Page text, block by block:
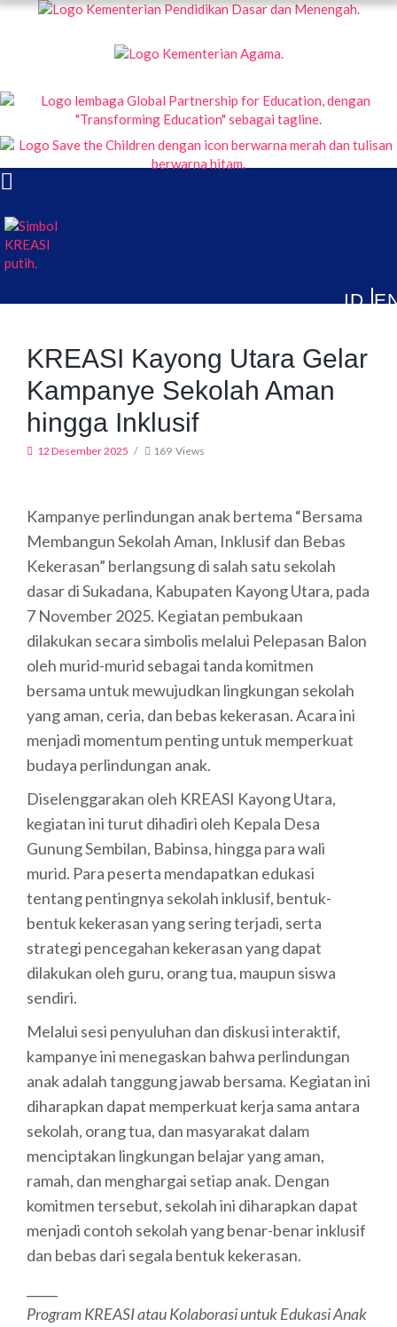
KREASI KOLABORASI UNTUK EDUKASI ANAK INDONESIA
TENTANG
PUBLIKASI
KREASI Kayong Utara Gelar
Kampanye Sekolah Aman
hingga Inklusif
12 Desember 2025 169 Views
Kampanye perlindungan anak bertema “Bersama
Membangun Sekolah Aman, Inklusif dan Bebas
Kekerasan” berlangsung di salah satu sekolah
dasar di Sukadana, Kabupaten Kayong Utara, pada
7 November 2025. Kegiatan pembukaan
dilakukan secara simbolis melalui Pelepasan Balon
oleh murid-murid sebagai tanda komitmen
bersama untuk mewujudkan lingkungan sekolah
yang aman, ceria, dan bebas kekerasan. Acara ini
menjadi momentum penting untuk memperkuat
budaya perlindungan anak.
Diselenggarakan oleh KREASI Kayong Utara,
kegiatan ini turut dihadiri oleh Kepala Desa
Gunung Sembilan, Babinsa, hingga para wali
murid. Para peserta mendapatkan edukasi
tentang pentingnya sekolah inklusif, bentuk-
bentuk kekerasan yang sering terjadi, serta
strategi pencegahan kekerasan yang dapat
dilakukan oleh guru, orang tua, maupun siswa
sendiri.
Melalui sesi penyuluhan dan diskusi interaktif,
kampanye ini menegaskan bahwa perlindungan
anak adalah tanggung jawab bersama. Kegiatan ini
diharapkan dapat memperkuat kerja sama antara
sekolah, orang tua, dan masyarakat dalam
menciptakan lingkungan belajar yang aman,
ramah, dan menghargai setiap anak. Dengan
komitmen tersebut, sekolah ini diharapkan dapat
menjadi contoh sekolah yang benar-benar inklusif
dan bebas dari segala bentuk kekerasan.
Program KREASI atau Kolaborasi untuk Edukasi Anak